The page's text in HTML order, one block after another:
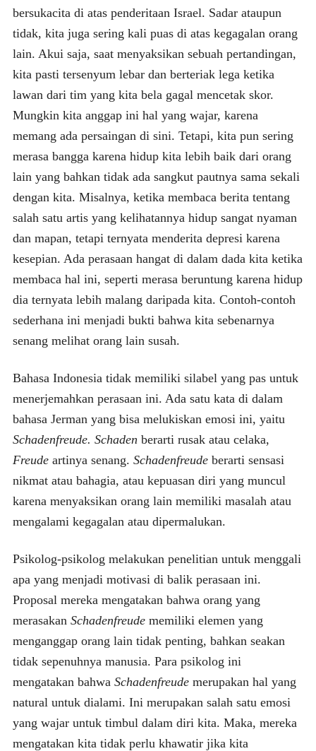
bersukacita di atas penderitaan Israel. Sadar ataupun
tidak, kita juga sering kali puas di atas kegagalan orang
lain. Akui saja, saat menyaksikan sebuah pertandingan,
kita pasti tersenyum lebar dan berteriak lega ketika
lawan dari tim yang kita bela gagal mencetak skor.
Mungkin kita anggap ini hal yang wajar, karena
memang ada persaingan di sini. Tetapi, kita pun sering
merasa bangga karena hidup kita lebih baik dari orang
lain yang bahkan tidak ada sangkut pautnya sama sekali
dengan kita. Misalnya, ketika membaca berita tentang
salah satu artis yang kelihatannya hidup sangat nyaman
dan mapan, tetapi ternyata menderita depresi karena
kesepian. Ada perasaan hangat di dalam dada kita ketika
membaca hal ini, seperti merasa beruntung karena hidup
dia ternyata lebih malang daripada kita. Contoh-contoh
sederhana ini menjadi bukti bahwa kita sebenarnya
senang melihat orang lain susah.
Bahasa Indonesia tidak memiliki silabel yang pas untuk
menerjemahkan perasaan ini. Ada satu kata di dalam
bahasa Jerman yang bisa melukiskan emosi ini, yaitu
Schadenfreude. Schaden berarti rusak atau celaka,
Freudeartinya senang. Schadenfreudeberarti sensasi
nikmat atau bahagia, atau kepuasan diri yang muncul
karena menyaksikan orang lain memiliki masalah atau
mengalami kegagalan atau dipermalukan.
Psikolog-psikolog melakukan penelitian untuk menggali
apa yang menjadi motivasi di balik perasaan ini.
Proposal mereka mengatakan bahwa orang yang
merasakan Schadenfreudememiliki elemen yang
menganggap orang lain tidak penting, bahkan seakan
tidak sepenuhnya manusia. Para psikolog ini
mengatakan bahwa Schadenfreudemerupakan hal yang
natural untuk dialami. Ini merupakan salah satu emosi
yang wajar untuk timbul dalam diri kita. Maka, mereka
mengatakan kita tidak perlu khawatir jika kita